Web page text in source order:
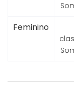
Feminino